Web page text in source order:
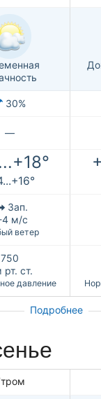
30%
—
Зап.
4 м/с
ветер
750
ст.
давление
Подробнее